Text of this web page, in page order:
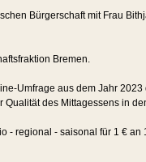
Bürgerschaft mit Frau
Bremen.
Umfrage aus dem Jahr
des Mittagessens in
- regional - saisonal für 1 €